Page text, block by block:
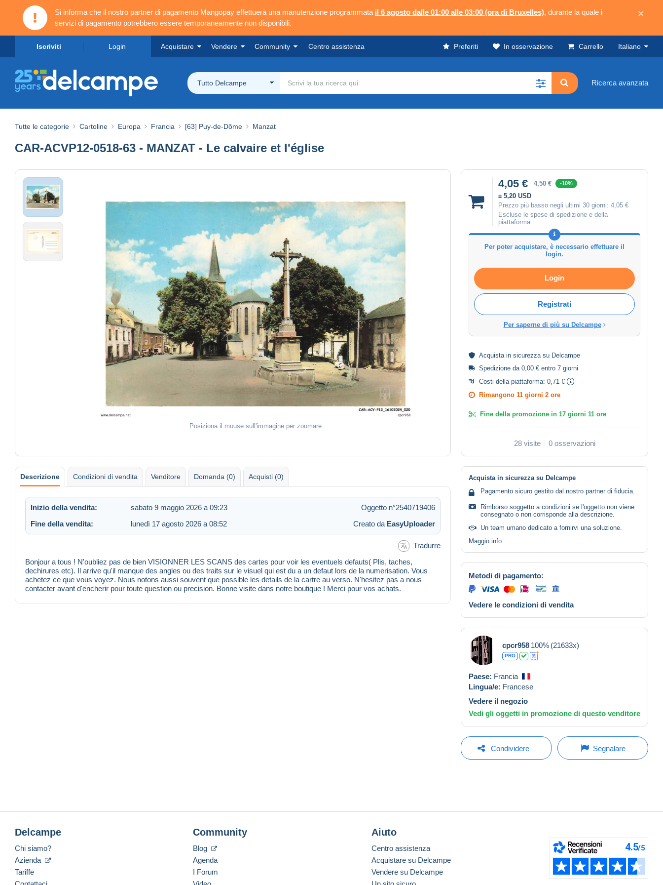
Si informa che il nostro partner di pagamento Mangopay effettuerà una manutenzione programmata il 6 agosto dalle 01:00 alle 03:00 (ora di Bruxelles), durante la quale i
servizi di pagamento potrebbero essere temporaneamente non disponibili.
×
Iscriviti Login Acquistare Vendere Community Centro assistenza Preferiti In osservazione Carrello Italiano
Tutto Delcampe Ricerca avanzata
Tutte le categorie Cartoline Europa Francia [63] Puy-de-Dôme Manzat
CAR-ACVP12-0518-63 - MANZAT - Le calvaire et l'église
Posiziona il mouse sull'immagine per zoomare
4,05 € 4,50 € -10%
± 5,20 USD
Prezzo più basso negli ultimi 30 giorni: 4,05 €
Escluse le spese di spedizione e della
piattaforma
Per poter acquistare, è necessario effettuare il
login.
Login
Registrati
Per saperne di più su Delcampe
Acquista in sicurezza su Delcampe
Spedizione da 0,00 € entro 7 giorni
Costi della piattaforma: 0,71 €
Rimangono 11 giorni 2 ore
Fine della promozione in 17 giorni 11 ore
28 visite 0 osservazioni
Descrizione Condizioni di vendita Venditore Domanda (0) Acquisti (0)
Inizio della vendita: sabato 9 maggio 2026 a 09:23
Oggetto n°2540719406
Fine della vendita:
lunedì 17 agosto 2026 a 08:52 Creato da EasyUploader
Tradurre
Bonjour a tous ! N'oubliez pas de bien VISIONNER LES SCANS des cartes pour voir les eventuels defauts( Plis, taches,
dechirures etc). Il arrive qu'il manque des angles ou des traits sur le visuel qui est du a un defaut lors de la numerisation. Vous
achetez ce que vous voyez. Nous notons aussi souvent que possible les details de la cartre au verso. N'hesitez pas a nous
contacter avant d'encherir pour toute question ou precision. Bonne visite dans notre boutique ! Merci pour vos achats.
Acquista in sicurezza su Delcampe
Pagamento sicuro gestito dal nostro partner di fiducia.
Rimborso soggetto a condizioni se l'oggetto non viene
consegnato o non corrisponde alla descrizione.
Un team umano dedicato a fornirvi una soluzione.
Maggio info
Metodi di pagamento:
Vedere le condizioni di vendita
cpcr958 100% (21633x)
PRO
Paese: Francia
Lingua/e: Francese
Vedere il negozio
Vedi gli oggetti in promozione di questo venditore
Condividere Segnalare
Delcampe
Chi siamo?
Azienda
Tariffe
Community
Blog
Agenda
I Forum
Aiuto
Centro assistenza
Acquistare su Delcampe
Vendere su Delcampe